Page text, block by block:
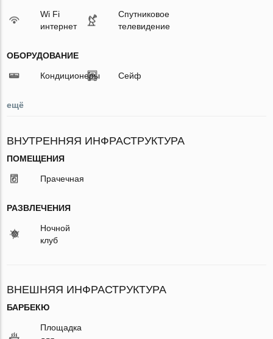
Wi Fi
интернет
Спутниковое
телевидение
ОБОРУДОВАНИЕ
Кондиционеры Сейф
ещё
ВНУТРЕННЯЯ ИНФРАСТРУКТУРА
ПОМЕЩЕНИЯ
Прачечная
РАЗВЛЕЧЕНИЯ
Ночной
клуб
ВНЕШНЯЯ ИНФРАСТРУКТУРА
БАРБЕКЮ
Площадка